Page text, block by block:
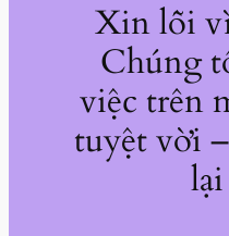
Xin lỗi
Chúng
việc trên
tuyệt vời